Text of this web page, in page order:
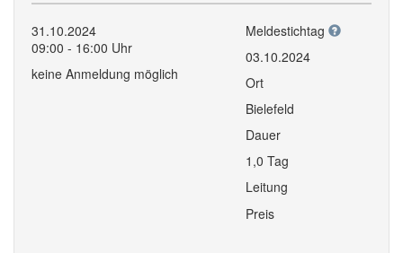
31.10.2024
09:00 - 16:00 Uhr
keine Anmeldung möglich
Meldestichtag
03.10.2024
Ort
Bielefeld
Dauer
1,0 Tag
Leitung
Preis